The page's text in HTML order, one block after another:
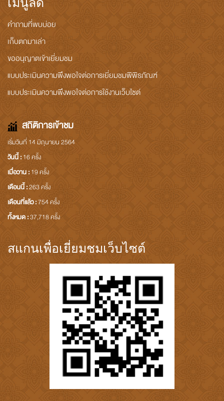
คำถามที่พบบ่อย
เก็บตกมาเล่า
ขออนุญาตเข้าเยี่ยมชม
แบบประเมินความพึงพอใจต่อการเยี่ยมชมพิพิธภัณฑ์
แบบประเมินความพึงพอใจต่อการใช้งานเว็บไซต์
สถิติการเข้าชม
เริ่มวันที่ 14 มิถุนายน 2564
วันนี้ :16 ครั้ง
เมื่อวาน :19 ครั้ง
เดือนนี้ :263 ครั้ง
เดือนที่แล้ว :754 ครั้ง
ทั้งหมด :37,718 ครั้ง
สแกนเพื่อเยี่ยมชมเว็บไซต์